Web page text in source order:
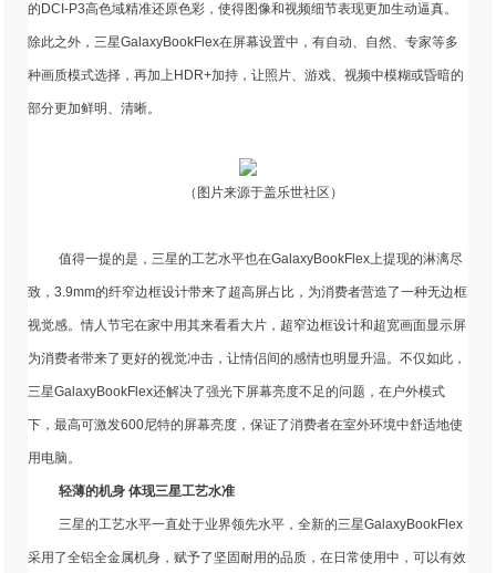
的DCI-P3高色域精准还原色彩，使得图像和视频细节表现更加生动逼真。
除此之外，三星GalaxyBookFlex在屏幕设置中，有自动、自然、专家等多
种画质模式选择，再加上HDR+加持，让照片、游戏、视频中模糊或昏暗的
部分更加鲜明、清晰。
（图片来源于盖乐世社区）
值得一提的是，三星的工艺水平也在GalaxyBookFlex上提现的淋漓尽
致，3.9mm的纤窄边框设计带来了超高屏占比，为消费者营造了一种无边框
视觉感。情人节宅在家中用其来看看大片，超窄边框设计和超宽画面显示屏
为消费者带来了更好的视觉冲击，让情侣间的感情也明显升温。不仅如此，
三星GalaxyBookFlex还解决了强光下屏幕亮度不足的问题，在户外模式
下，最高可激发600尼特的屏幕亮度，保证了消费者在室外环境中舒适地使
用电脑。
轻薄的机身 体现三星工艺水准
三星的工艺水平一直处于业界领先水平，全新的三星GalaxyBookFlex
采用了全铝全金属机身，赋予了坚固耐用的品质，在日常使用中，可以有效